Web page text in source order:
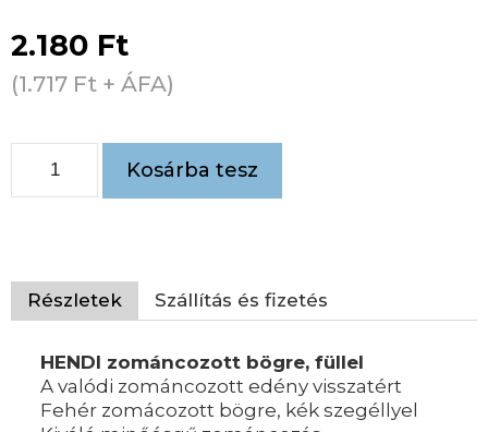
2.180 Ft
(1.717 Ft + ÁFA)
Kosárba tesz
Részletek Szállítás és fizetés
HENDI zománcozott bögre, füllel
A valódi zománcozott edény visszatért
Fehér zomácozott bögre, kék szegéllyel